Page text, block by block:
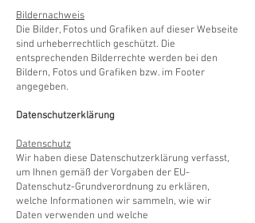
Bildernachweis
Die Bilder, Fotos und Grafiken auf dieser Webseite
sind urheberrechtlich geschützt. Die
entsprechenden Bilderrechte werden bei den
Bildern, Fotos und Grafiken bzw. im Footer
angegeben.
Datenschutzerklärung
Datenschutz
Wir haben diese Datenschutzerklärung verfasst,
um Ihnen gemäß der Vorgaben der EU-
Datenschutz-Grundverordnung zu erklären,
welche Informationen wir sammeln, wie wir
Daten verwenden und welche